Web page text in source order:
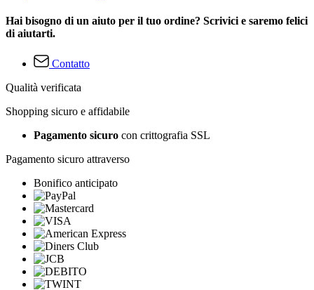
Hai bisogno di un aiuto per il tuo ordine? Scrivici e saremo felici
di aiutarti.
Contatto
Qualità verificata
Shopping sicuro e affidabile
Pagamento sicuro con crittografia SSL
Pagamento sicuro attraverso
Bonifico anticipato